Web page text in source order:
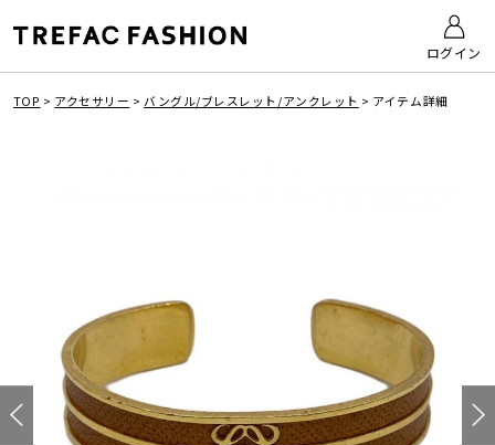
ログイン
TOP > アクセサリー >バングル/ブレスレット/アンクレット > アイテム詳細